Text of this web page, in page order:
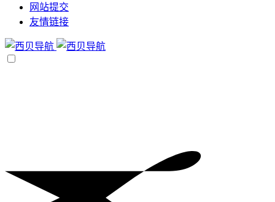
网站提交
友情链接